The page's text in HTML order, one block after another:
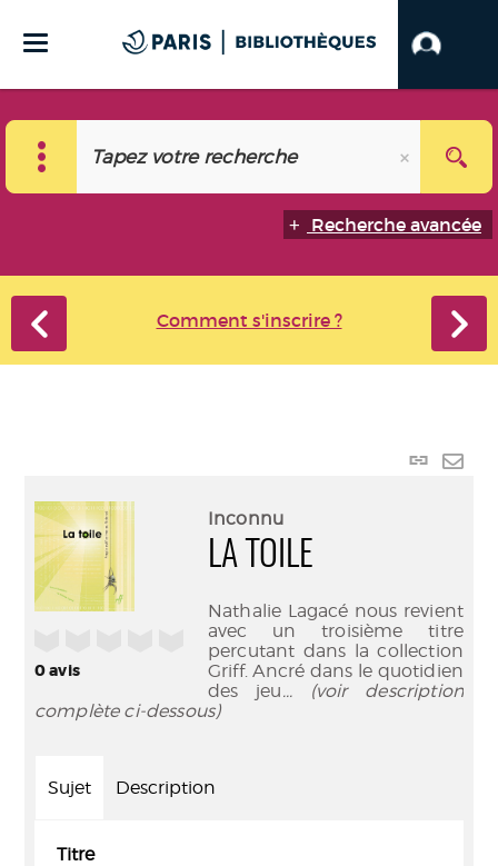
Recherche avancée
Comment s'inscrire ?
Lien
0avis
Inconnu
LA TOILE
Nathalie Lagacé nous revient
avec un troisième titre
percutant dans la collection
Griff. Ancré dans le quotidien
des jeu... (voir description
complète ci-dessous)
Sujet Description
Titre